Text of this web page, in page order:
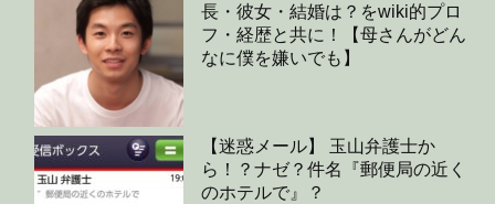
長・彼女・結婚は？をwiki的プロ
フ・経歴と共に！【母さんがどん
なに僕を嫌いでも】
【迷惑メール】 玉山弁護士か
ら！？ナゼ？件名『郵便局の近く
のホテルで』？